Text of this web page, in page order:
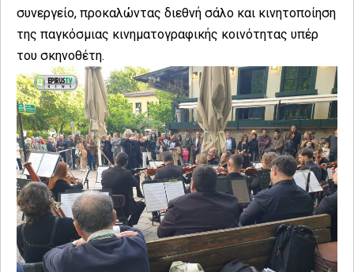
συνεργείο, προκαλώντας διεθνή σάλο και κινητοποίηση
της παγκόσμιας κινηματογραφικής κοινότητας υπέρ
του σκηνοθέτη.